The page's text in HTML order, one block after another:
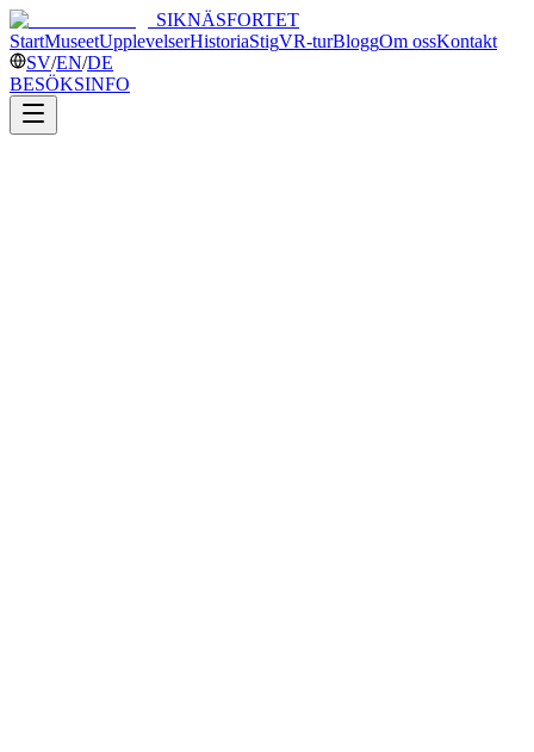
SIKNÄSFORTET
StartMuseetUpplevelserHistoriaStigVR-turBloggOm ossKontakt
SV/EN/DE
BESÖKSINFO